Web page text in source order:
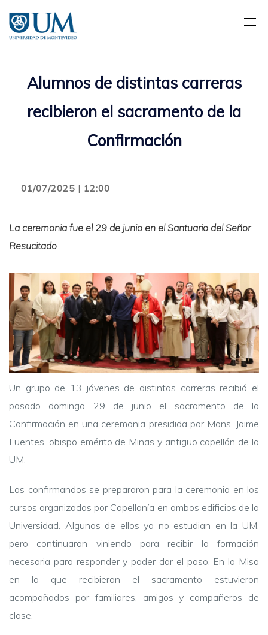
contenido
principal
Alumnos de distintas carreras
recibieron el sacramento de la
Confirmación
01/07/2025 | 12:00
La ceremonia fue el 29 de junio en el Santuario del Señor
Resucitado
Un grupo de 13 jóvenes de distintas carreras recibió el
pasado domingo 29 de junio el sacramento de la
Confirmación en una ceremonia presidida por Mons. Jaime
Fuentes, obispo emérito de Minas y antiguo capellán de la
UM.
Los confirmandos se prepararon para la ceremonia en los
cursos organizados por Capellanía en ambos edificios de la
Universidad. Algunos de ellos ya no estudian en la UM,
pero continuaron viniendo para recibir la formación
necesaria para responder y poder dar el paso. En la Misa
en la que recibieron el sacramento estuvieron
acompañados por familiares, amigos y compañeros de
clase.